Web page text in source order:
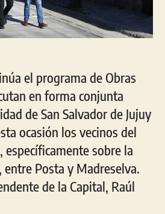
el programa de Obras
en forma conjunta
de San Salvador de Jujuy
ocasión los vecinos del
específicamente sobre la
entre Posta y Madreselva.
de la Capital, Raúl